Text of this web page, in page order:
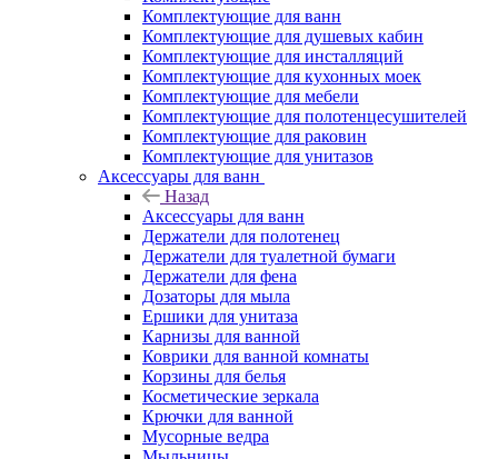
Комплектующие для ванн
Комплектующие для душевых кабин
Комплектующие для инсталляций
Комплектующие для кухонных моек
Комплектующие для мебели
Комплектующие для полотенцесушителей
Комплектующие для раковин
Комплектующие для унитазов
Аксессуары для ванн
Назад
Аксессуары для ванн
Держатели для полотенец
Держатели для туалетной бумаги
Держатели для фена
Дозаторы для мыла
Ершики для унитаза
Карнизы для ванной
Коврики для ванной комнаты
Корзины для белья
Косметические зеркала
Крючки для ванной
Мусорные ведра